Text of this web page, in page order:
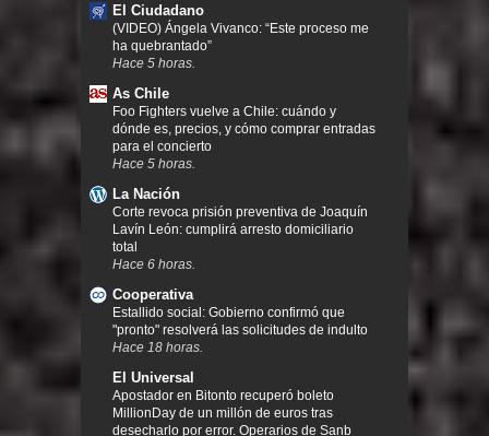
El Ciudadano
(VIDEO) Ángela Vivanco: “Este proceso me
ha quebrantado”
Hace 5 horas.
As Chile
Foo Fighters vuelve a Chile: cuándo y
dónde es, precios, y cómo comprar entradas
para el concierto
Hace 5 horas.
La Nación
Corte revoca prisión preventiva de Joaquín
Lavín León: cumplirá arresto domiciliario
total
Hace 6 horas.
Cooperativa
Estallido social: Gobierno confirmó que
"pronto" resolverá las solicitudes de indulto
Hace 18 horas.
El Universal
Apostador en Bitonto recuperó boleto
MillionDay de un millón de euros tras
desecharlo por error. Operarios de Sanb